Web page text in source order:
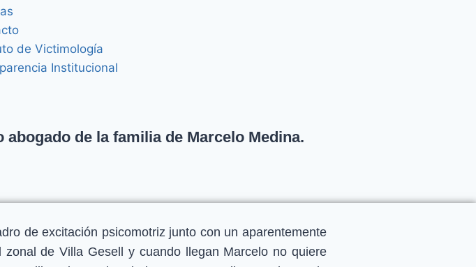
de Victimología
Institucional
de la familia de Marcelo Medina.
de excitación psicomotriz junto con un aparentemente
de Villa Gesell y cuando llegan Marcelo no quiere